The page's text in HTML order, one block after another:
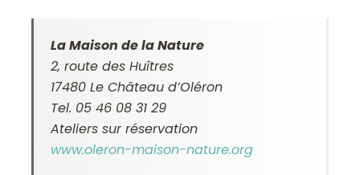
La Maison de la Nature
2, route des Huîtres
17480 Le Château d’Oléron
Tel. 05 46 08 31 29
Ateliers sur réservation
www.oleron-maison-nature.org